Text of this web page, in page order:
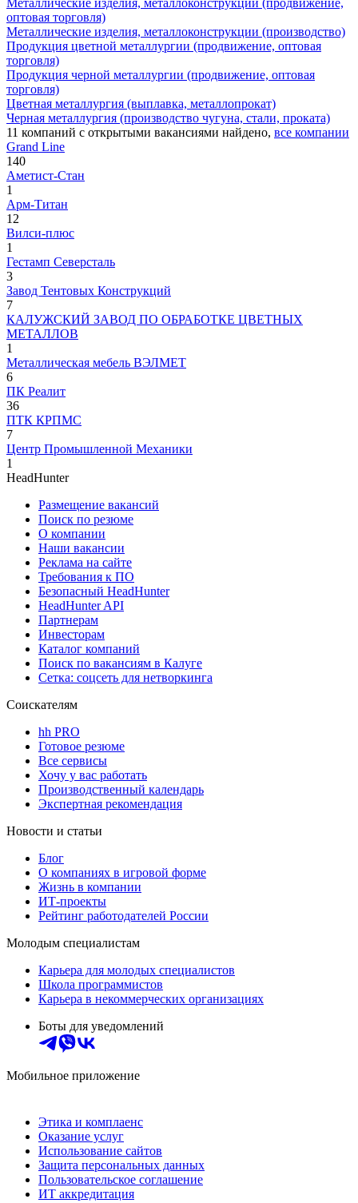
оптовая торговля)
Металлические изделия, металлоконструкции (производство)
Продукция цветной металлургии (продвижение, оптовая
торговля)
Продукция черной металлургии (продвижение, оптовая
торговля)
Цветная металлургия (выплавка, металлопрокат)
Черная металлургия (производство чугуна, стали, проката)
11 компаний с открытыми вакансиями найдено, все компании
Grand Line
140
Аметист-Стан
1
Арм-Титан
12
Вилси-плюс
1
Гестамп Северсталь
3
Завод Тентовых Конструкций
7
КАЛУЖСКИЙ ЗАВОД ПО ОБРАБОТКЕ ЦВЕТНЫХ
МЕТАЛЛОВ
1
Металлическая мебель ВЭЛМЕТ
6
ПК Реалит
36
ПТК КРПМС
7
Центр Промышленной Механики
1
HeadHunter
Размещение вакансий
Поиск по резюме
О компании
Наши вакансии
Реклама на сайте
Требования к ПО
Безопасный HeadHunter
HeadHunter API
Партнерам
Инвесторам
Каталог компаний
Поиск по вакансиям в Калуге
Сетка: соцсеть для нетворкинга
Соискателям
hh PRO
Готовое резюме
Все сервисы
Хочу у вас работать
Производственный календарь
Экспертная рекомендация
Новости и статьи
Блог
О компаниях в игровой форме
Жизнь в компании
ИТ-проекты
Рейтинг работодателей России
Молодым специалистам
Карьера для молодых специалистов
Школа программистов
Карьера в некоммерческих организациях
Боты для уведомлений
Мобильное приложение
Этика и комплаенс
Оказание услуг
Использование сайтов
Защита персональных данных
Пользовательское соглашение
ИТ аккредитация